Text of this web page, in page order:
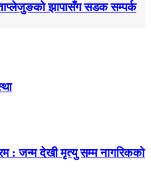
झापासँग सडक सम्पर्क
: जन्म देखी मृत्यु सम्म नागरिकको